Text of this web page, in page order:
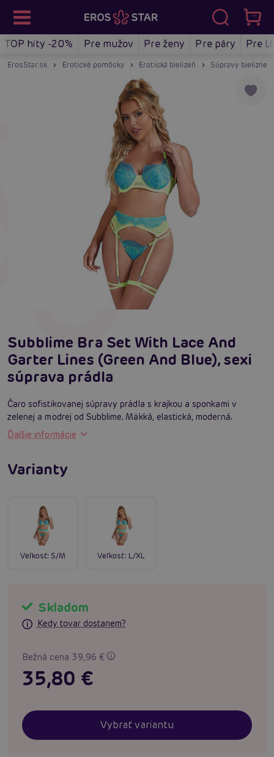
TOP hity -20% Pre mužov Pre ženy Pre páry Pre
ErosStar.sk Erotické pomôcky Erotická bielizeň Súpravy bielizne
Subblime Bra Set With Lace And
Garter Lines (Green And Blue), sexi
súprava prádla
Čaro sofistikovanej súpravy prádla s krajkou a sponkami v
zelenej a modrej od Subblime. Mäkká, elastická, moderná.
Ďalšie informácie
Varianty
Veľkosť: S/M Veľkosť: L/XL
Skladom
Kedy tovar dostanem?
Bežná cena 39,96 €
35,80 €
Vybrať variantu